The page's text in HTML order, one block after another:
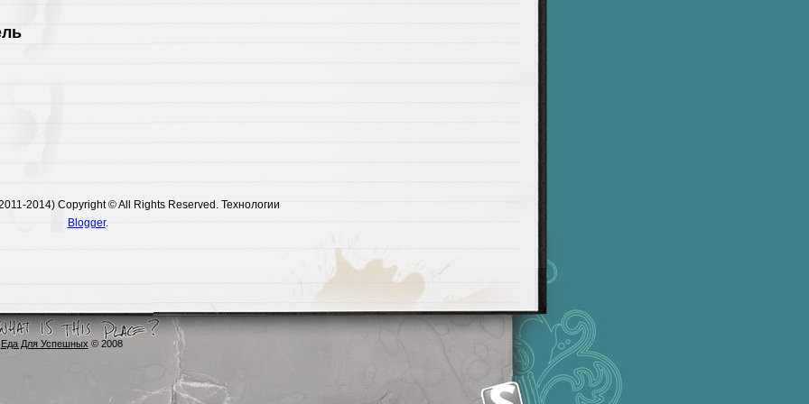
2014) Copyright © All Rights Reserved. Технологии
Blogger.
Еда Для Успешных © 2008
9food.blogspot.com